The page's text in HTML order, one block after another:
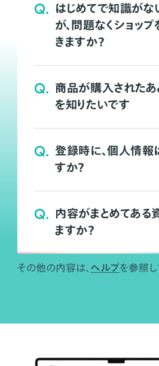
Q. はじめてで知識がな
が、問題なくショッ
きますか？
Q. 商品が購入されたあ
を知りたいです
Q. 登録時に、個人情報
すか？
Q. 内容がまとめてある
ますか？
その他の内容は、 ヘルプを参照